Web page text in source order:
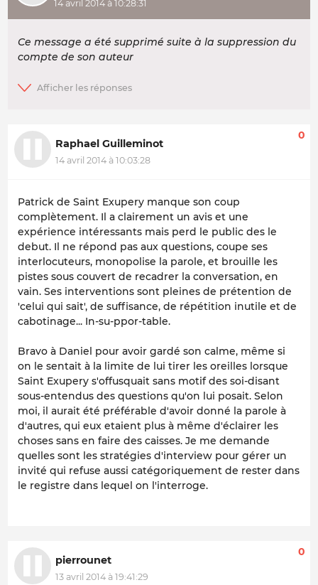
14 avril 2014 à 10:28:31
Ce message a été supprimé suite à la suppression du
compte de son auteur
Raphael Guilleminot
14 avril 2014 à 10:03:28
0
Patrick de Saint Exupery manque son coup
complètement. Il a clairement un avis et une
expérience intéressants mais perd le public des le
debut. Il ne répond pas aux questions, coupe ses
interlocuteurs, monopolise la parole, et brouille les
pistes sous couvert de recadrer la conversation, en
vain. Ses interventions sont pleines de prétention de
'celui qui sait', de suffisance, de répétition inutile et de
cabotinage... In-su-ppor-table.
Bravo à Daniel pour avoir gardé son calme, même si
on le sentait à la limite de lui tirer les oreilles lorsque
Saint Exupery s'offusquait sans motif des soi-disant
sous-entendus des questions qu'on lui posait. Selon
moi, il aurait été préférable d'avoir donné la parole à
d'autres, qui eux etaient plus à même d'éclairer les
choses sans en faire des caisses. Je me demande
quelles sont les stratégies d'interview pour gérer un
invité qui refuse aussi catégoriquement de rester dans
le registre dans lequel on l'interroge.
pierrounet
13 avril 2014 à 19:41:29
0